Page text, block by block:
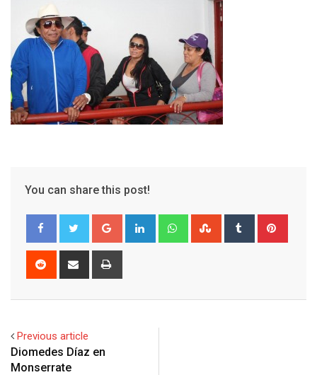
You can share this post!
Google+ LinkedIn WhatsappStumbleUpon
Tumblr
Reddit
Share
Previous article
Diomedes Díaz en
Monserrate